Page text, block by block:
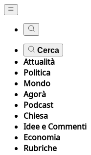
Cerca
Attualità
Politica
Mondo
Agorà
Podcast
Chiesa
Idee e Commenti
Economia
Rubriche